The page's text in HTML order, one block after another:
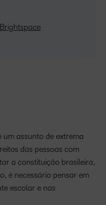
um assunto de extrema
das pessoas com
a constituição brasileira,
é necessário pensar em
escolar e nas